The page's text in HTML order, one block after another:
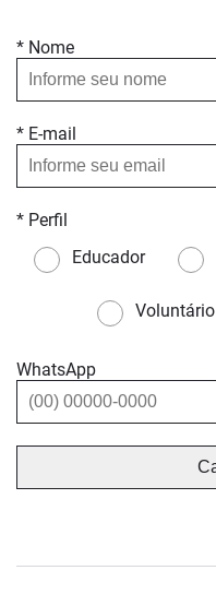
* Nome
* E-mail
* Perfil
Educador
Voluntário
WhatsApp